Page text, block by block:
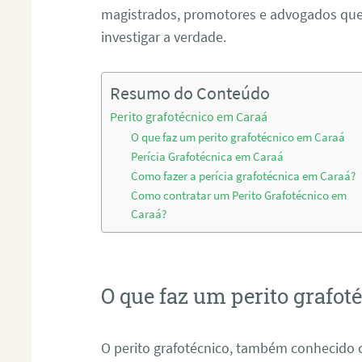
magistrados, promotores e advogados
investigar a verdade.
Resumo do Conteúdo
Perito grafotécnico em Caraá
O que faz um perito grafotécnico em Caraá
Perícia Grafotécnica em Caraá
Como fazer a perícia grafotécnica em Caraá?
Como contratar um Perito Grafotécnico em
Caraá?
O que faz um perito
O perito grafotécnico, também